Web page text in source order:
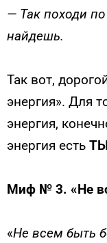
— Так походи
найдешь.
Так вот,
энергия». Для
энергия,
энергия есть
Миф № 3. «Не
«Не всем быть